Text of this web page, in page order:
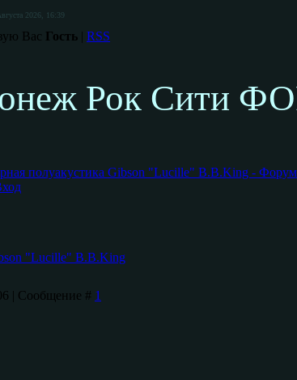
2026, 16:39
Вас Гость | RSS
Рок Сити
полуакустика Gibson "Lucille" B.B.King -
"Lucille" B.B.King
| Сообщение # 1